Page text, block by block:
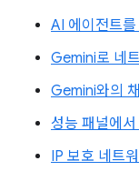
AI 에이전트
Gemini로 네
Gemini와의
성능 패널에
IP 보호 네트